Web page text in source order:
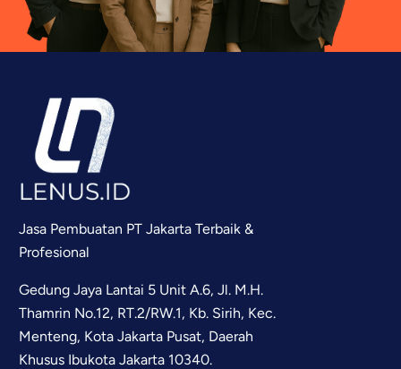
Jasa Pembuatan PT Jakarta Terbaik &
Profesional
Gedung Jaya Lantai 5 Unit A.6, Jl. M.H.
Thamrin No.12, RT.2/RW.1, Kb. Sirih, Kec.
Menteng, Kota Jakarta Pusat, Daerah
Khusus Ibukota Jakarta 10340.